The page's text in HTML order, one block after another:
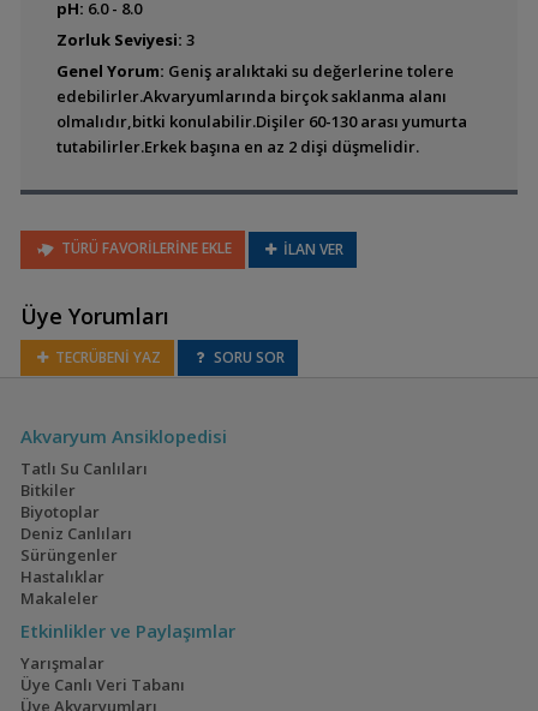
Chromidotilapia mrac
Chromidotilapia nana
pH: 6.0 - 8.0
Zorluk Seviyesi: 3
Genel Yorum: Geniş aralıktaki su değerlerine tolere
edebilirler.Akvaryumlarında birçok saklanma alanı
olmalıdır,bitki konulabilir.Dişiler 60-130 arası yumurta
tutabilirler.Erkek başına en az 2 dişi düşmelidir.
TÜRÜ FAVORİLERİNE EKLE İLAN VER
Üye Yorumları
TECRÜBENİ YAZ SORU SOR
Akvaryum Ansiklopedisi
Tatlı Su Canlıları
Bitkiler
Biyotoplar
Deniz Canlıları
Sürüngenler
Hastalıklar
Makaleler
Etkinlikler ve Paylaşımlar
Yarışmalar
Üye Canlı Veri Tabanı
Üye Akvaryumları